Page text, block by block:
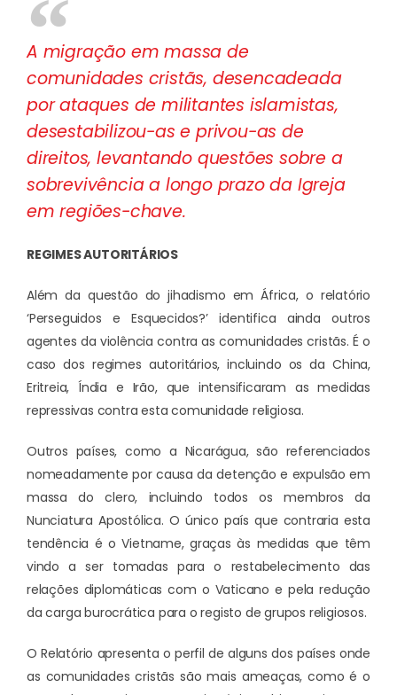
A migração em massa de
comunidades cristãs, desencadeada
por ataques de militantes islamistas,
desestabilizou-as e privou-as de
direitos, levantando questões sobre a
sobrevivência a longo prazo da Igreja
em regiões-chave.
REGIMES AUTORITÁRIOS
Além da questão do jihadismo em África, o relatório
‘Perseguidos e Esquecidos?’ identifica ainda outros
agentes da violência contra as comunidades cristãs. É o
caso dos regimes autoritários, incluindo os da China,
Eritreia, Índia e Irão, que intensificaram as medidas
repressivas contra esta comunidade religiosa.
Outros países, como a Nicarágua, são referenciados
nomeadamente por causa da detenção e expulsão em
massa do clero, incluindo todos os membros da
Nunciatura Apostólica. O único país que contraria esta
tendência é o Vietname, graças às medidas que têm
vindo a ser tomadas para o restabelecimento das
relações diplomáticas com o Vaticano e pela redução
da carga burocrática para o registo de grupos religiosos.
O Relatório apresenta o perfil de alguns dos países onde
as comunidades cristãs são mais ameaças, como é o